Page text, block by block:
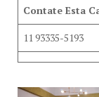
Contate Esta
11 93335-5193